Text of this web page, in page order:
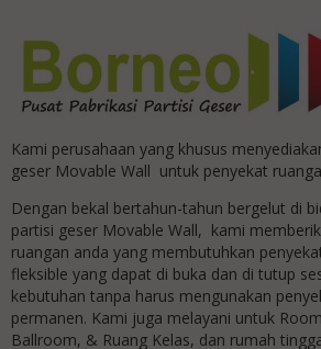
Kami perusahaan yang khusus
geser Movable Wall untuk penyekat
Dengan bekal bertahun-tahun bergelut di
partisi geser Movable Wall, kami
ruangan anda yang membutuhkan
fleksible yang dapat di buka dan di tutup
kebutuhan tanpa harus mengunakan
permanen. Kami juga melayani untuk
Ballroom, & Ruang Kelas, dan rumah